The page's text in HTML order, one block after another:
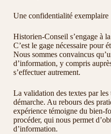
Une confidentialité exemplaire
Historien-Conseil s’engage à
C’est le gage nécessaire pour
Nous sommes convaincus
d’information, y compris
s’effectuer autrement.
La validation des textes par les
démarche. Au rebours des
expérience témoigne du bien-
procéder, qui nous permet
d’information.